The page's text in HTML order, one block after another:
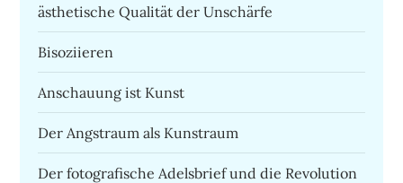
ästhetische Qualität der Unschärfe
Bisoziieren
Anschauung ist Kunst
Der Angstraum als Kunstraum
Der fotografische Adelsbrief und die Revolution